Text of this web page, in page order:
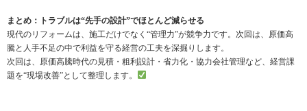
まとめ：トラブルは“先手の設計”でほとんど減らせる
現代のリフォームは、施工だけでなく“管理力”が競争力です。次回は、原価高
騰と人手不足の中で利益を守る経営の工夫を深掘りします。
次回は、原価高騰時代の見積・粗利設計・省力化・協力会社管理など、経営課
題を“現場改善”として整理します。